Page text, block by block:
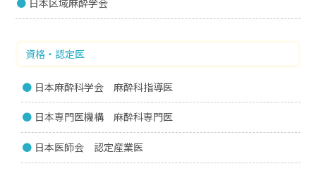
日本区域麻酔学会
資格・認定医
日本麻酔科学会 麻酔科指導医
日本専門医機構 麻酔科専門医
日本医師会 認定産業医